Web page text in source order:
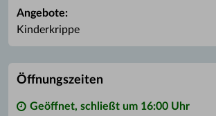
Angebote:
Kinderkrippe
Öffnungszeiten
Geöffnet, schließt um 16:00 Uhr